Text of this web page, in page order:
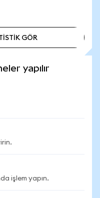
GÖR
yapılır
işlem yapın.